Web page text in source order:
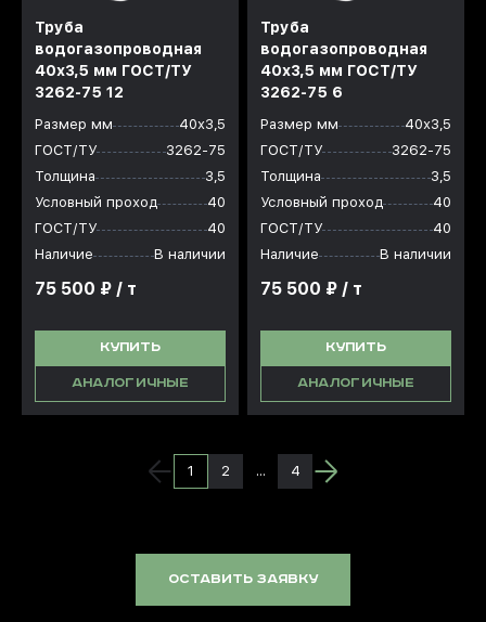
Труба
водогазопроводная
40x3,5 мм ГОСТ/ТУ
3262-75 12
Размер мм
40х3,5
ГОСТ/ТУ
3262-75
Толщина
3,5
Условный проход
40
ГОСТ/ТУ
40
Наличие
В наличии
75 500 ₽ / т
КУПИТЬ
АНАЛОГИЧНЫЕ
Труба
водогазопроводная
40x3,5 мм ГОСТ/ТУ
3262-75 6
Размер мм
40х3,5
ГОСТ/ТУ
3262-75
Толщина
3,5
Условный проход
40
ГОСТ/ТУ
40
Наличие
В наличии
75 500 ₽ / т
КУПИТЬ
АНАЛОГИЧНЫЕ
1 2 ... 4
оставить заявку